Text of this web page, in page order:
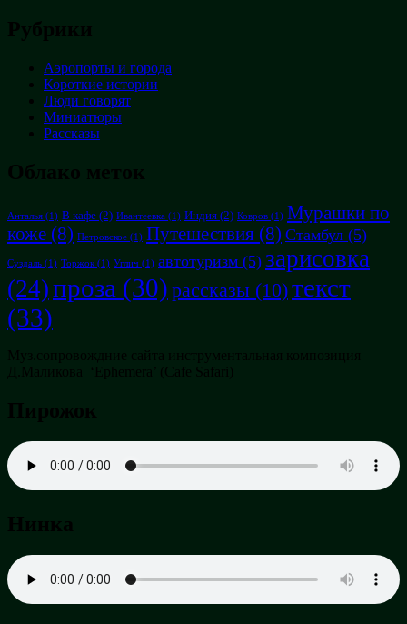
Рубрики
Аэропорты и города
Короткие истории
Люди говорят
Миниатюры
Рассказы
Облако меток
Анталья (1) В кафе (2) Ивантеевка (1) Индия (2) Ковров (1) Мурашки по
коже (8) Петровское (1) Путешествия (8) Стамбул (5)
Суздаль (1) Торжок (1) Углич (1) автотуризм (5) зарисовка
(24)проза (30) рассказы (10)текст
(33)
Муз.сопровождние сайта инструментальная композиция
Д.Маликова ‘Ephemera’ (Cafe Safari)
Пирожок
Нинка